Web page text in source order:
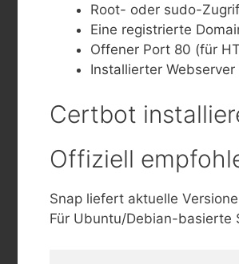
Root- oder sudo-
Eine registrierte
Offener Port 80 (für
Installierter
Certbot
Offiziell
Snap liefert aktuelle
Für Ubuntu/Debian-basierte